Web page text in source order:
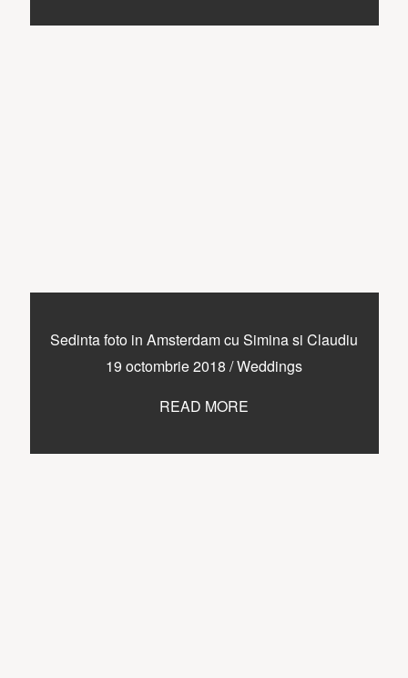
Sedinta foto in Amsterdam cu Simina si Claudiu
19 octombrie 2018 /Weddings
READ MORE